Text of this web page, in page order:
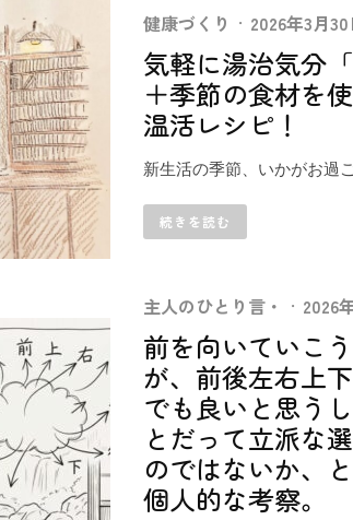
健康づくり · 2026年3月30
気軽に湯治気分
＋季節の食材を
温活レシピ！
新生活の季節、いかがお過
続きを読む
主人のひとり言・ · 2026
前を向いていこ
が、前後左右上
でも良いと思う
とだって立派な
のではないか、
個人的な考察。